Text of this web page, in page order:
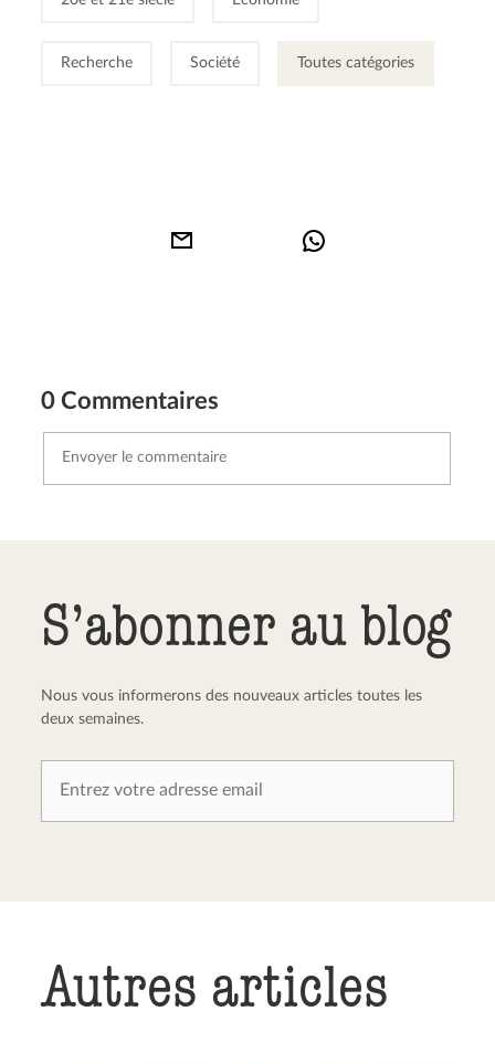
Recherche Société Toutes catégories
0 Commentaires
S’abonner au blog
Nous vous informerons des nouveaux articles toutes les
deux semaines.
Autres articles